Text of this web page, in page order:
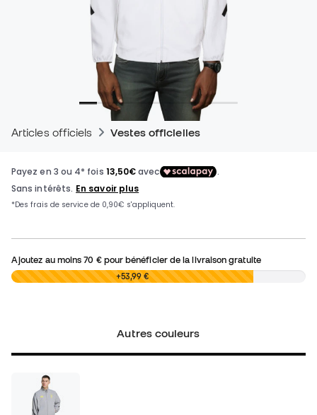
Articles officiels Vestes officielles
Ajoutez au moins70 €pour bénéficier de la livraison gratuite
0,00 € +53,99 €
Autres couleurs